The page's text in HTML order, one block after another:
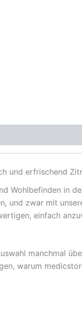
und erfrischend
Wohlbefinden in
und zwar mit
einfach
manchmal
warum